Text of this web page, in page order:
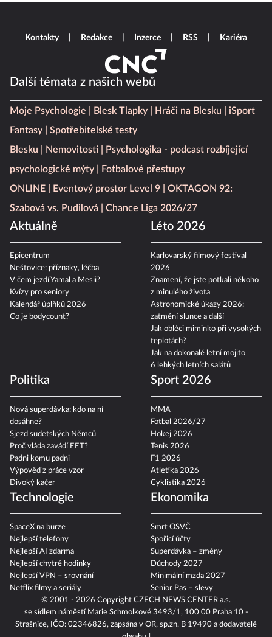
Další témata z našich webů
Moje Psychologie Blesk Tlapky Hráči na Blesku
iSport
Fantasy
Spotřebitelské testy
Blesku
Nemovitosti
Psychologika - podcast rozbíjející
psychologické mýty
Fotbalové přestupy
ONLINE
Eventový prostor Level 9
OKTAGON 92:
Szabová vs. Pudilová
Chance Liga 2026/27
Aktuálně
Epicentrum
Neštovice: příznaky, léčba
V čem jezdí Yamal a Mesii?
Kvízy pro seniory
Kalendář úplňků 2026
Co je bodycount?
Léto 2026
Karlovarský filmový festival
2026
Znamení, že jste potkali někoho
z minulého života
Astronomické úkazy 2026:
zatmění slunce a další
Jak obléci miminko při vysokých
teplotách?
Jak na dokonalé letní mojito
6 lehkých letních salátů
Politika
Nová superdávka: kdo na ní
dosáhne?
Sjezd sudetských Němců
Proč vláda zavádí EET?
Padni komu padni
Výpověď z práce vzor
Divoký kačer
Sport 2026
MMA
Fotbal 2026/27
Hokej 2026
Tenis 2026
F1 2026
Atletika 2026
Cyklistika 2026
Technologie
SpaceX na burze
Nejlepší telefony
Nejlepší AI zdarma
Nejlepší chytré hodinky
Nejlepší VPN – srovnání
Netflix filmy a seriály
Ekonomika
Smrt OSVČ
Spořicí účty
Superdávka – změny
Důchody 2027
Minimální mzda 2027
Senior Pas – slevy
Kontakty Redakce Inzerce RSS Kariéra
© 2001 - 2026 Copyright CZECH NEWS CENTER a.s.
se sídlem náměstí Marie Schmolkové 3493/1, 100 00 Praha 10 -
Strašnice, IČO: 02346826, zapsána v OR, sp.zn. B 19490 a dodavatelé